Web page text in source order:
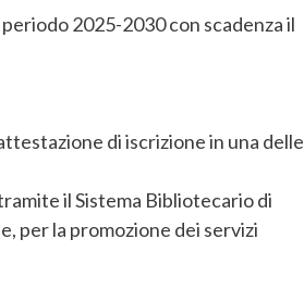
2025-2030 con scadenza il
di iscrizione in una delle
il Sistema Bibliotecario di
per la promozione dei servizi